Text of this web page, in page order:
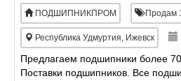
ПОДШИПНИКПРОМ Продам
Республика Удмуртия, Ижевск
Предлагаем подшипники более
Поставки подшипников. Все